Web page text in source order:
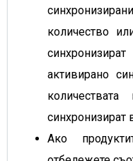
количество
активирано
Ако